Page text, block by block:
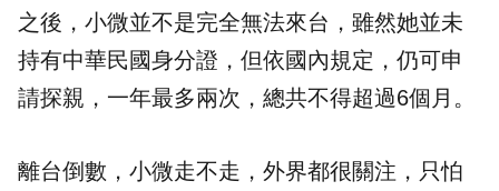
之後，小微並不是完全無法來台，雖然她並未
持有中華民國身分證，但依國內規定，仍可申
請探親，一年最多兩次，總共不得超過6個月。
離台倒數，小微走不走，外界都很關注，只怕